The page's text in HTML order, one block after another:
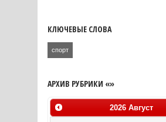
КЛЮЧЕВЫЕ СЛОВА
спорт
АРХИВ РУБРИКИ «»
2026 Август